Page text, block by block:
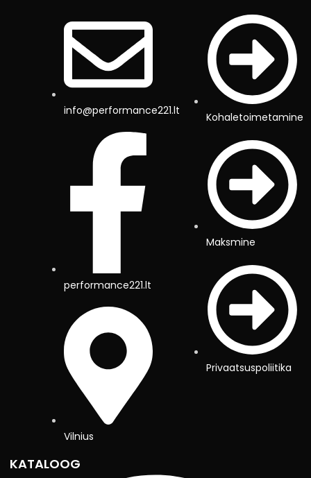
info@performance221.lt
performance221.lt
Vilnius
Kohaletoimetamine
Maksmine
Privaatsuspoliitika
KATALOOG